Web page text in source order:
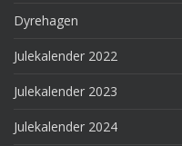
Dyrehagen
Julekalender 2022
Julekalender 2023
Julekalender 2024